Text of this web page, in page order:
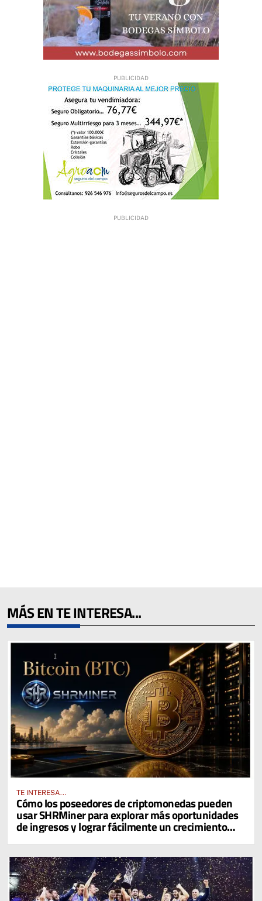
MÁS EN TE INTERESA...
TE INTERESA...
Cómo los poseedores de criptomonedas pueden
usar SHRMiner para explorar más oportunidades
de ingresos y lograr fácilmente un crecimiento
diario del 4% en sus activos digitales